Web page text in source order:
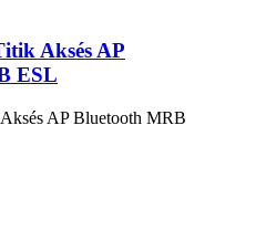
Aksés AP
ESL
AP Bluetooth MRB